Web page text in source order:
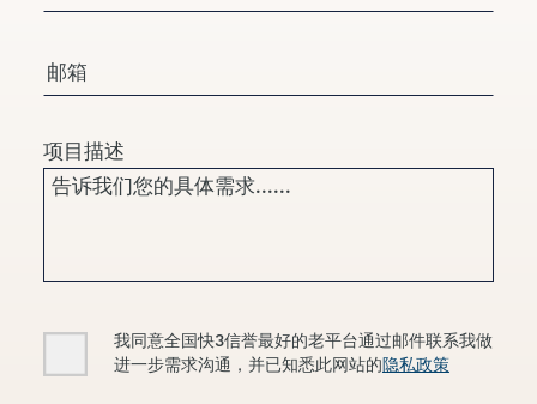
电子邮箱
项目描述
Consent
我同意全国快3信誉最好的老平台通过邮件联系我做
进一步需求沟通，并已知悉此网站的隐私政策